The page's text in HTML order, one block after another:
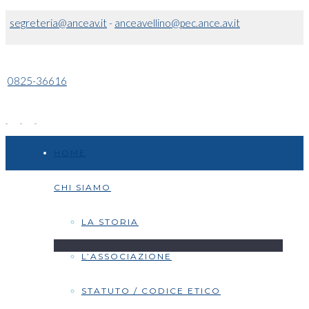
segreteria@anceav.it- anceavellino@pec.ance.av.it
0825-36616
CHI SIAMO
LA STORIA
L’ASSOCIAZIONE
STATUTO / CODICE ETICO